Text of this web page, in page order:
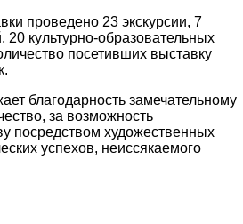
проведено 23 экскурсии, 7
культурно-образовательных
посетивших выставку
благодарность замечательному
за возможность
посредством художественных
успехов, неиссякаемого